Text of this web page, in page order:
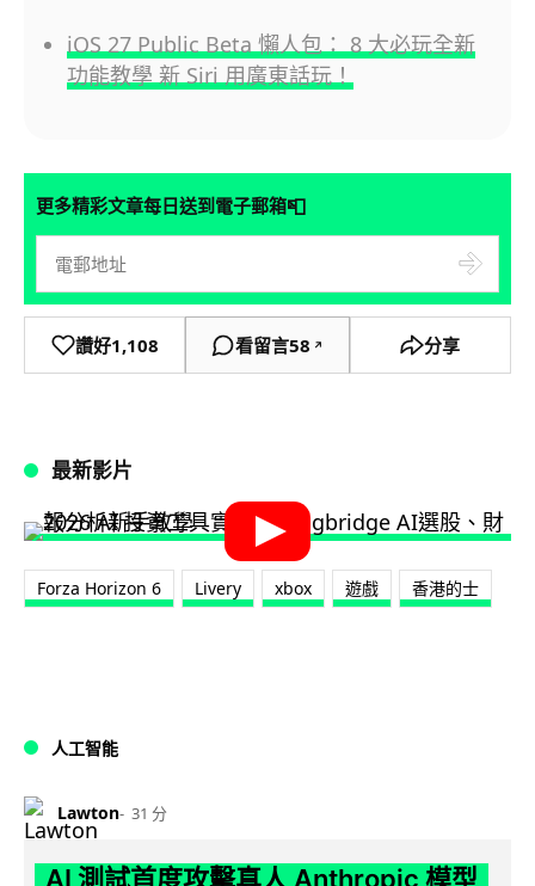
iOS 27 Public Beta 懶人包： 8 大必玩全新
功能教學 新 Siri 用廣東話玩！
更多精彩文章每日送到電子郵箱📮
讚好1,108 看留言58 ↗ 分享
最新影片
Forza Horizon 6 Livery xbox 遊戲 香港的士
人工智能
Lawton 31 分
AI 測試首度攻擊真人 Anthropic 模型